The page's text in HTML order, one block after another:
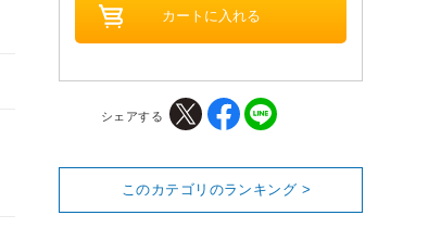
シェアする
このカテゴリのランキング >